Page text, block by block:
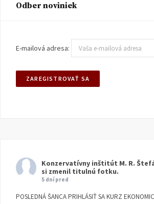
Odber noviniek
E-mailová adresa:
Konzervatívny inštitút M. R.
si zmenil titulnú fotku.
5 dní pred
POSLEDNÁ ŠANCA PRIHLÁSIŤ SA KURZ